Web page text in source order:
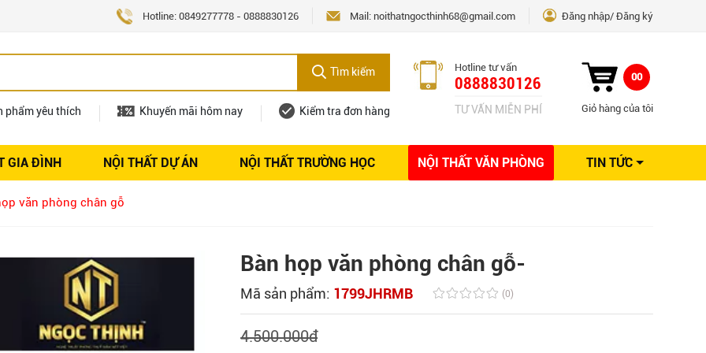
Hotline: 0849277778 - 0888830126 Mail: noithatngocthinh68@gmail.com Đăng nhập Đăng ký
Tìm kiếm
phẩm yêu thích Khuyến mãi hôm nay Kiểm tra đơn hàng
Hotline tư vấn
0888830126
TƯ VẤN MIỄN PHÍ
00
Giỏ hàng của tôi
GIA ĐÌNH NỘI THẤT DỰ ÁN NỘI THẤT TRƯỜNG HỌC NỘI THẤT VĂN PHÒNG TIN TỨC
thất
Giải pháp thiết kế
văn phòng chân gỗ
Bàn họp văn phòng chân gỗ-
Mã sản phẩm: 1799JHRMB (0)
4.500.000đ